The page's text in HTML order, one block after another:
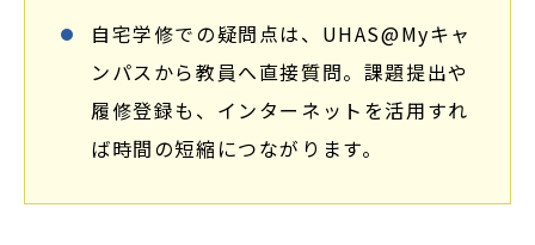
自宅学修での疑問点は、UHAS@Myキャ
ンパスから教員へ直接質問。課題提出や
履修登録も、インターネットを活用すれ
ば時間の短縮につながります。